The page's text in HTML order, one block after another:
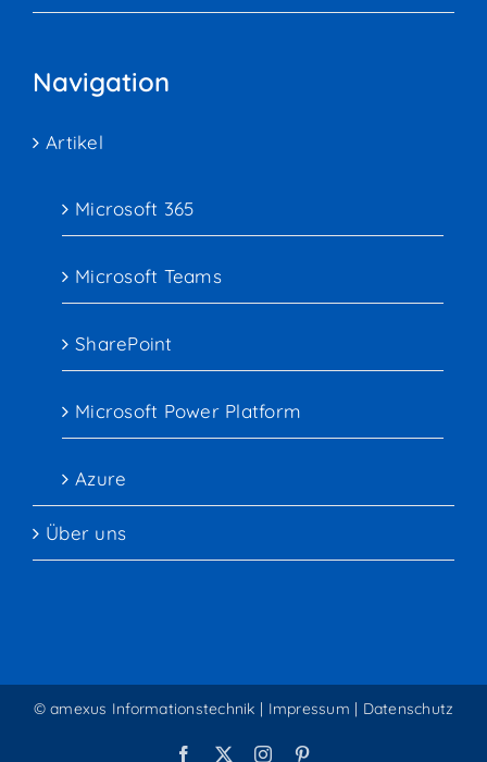
Navigation
Artikel
Microsoft 365
Microsoft Teams
SharePoint
Microsoft Power Platform
Azure
Über uns
© amexus Informationstechnik | Impressum | Datenschutz
Facebook Instagram